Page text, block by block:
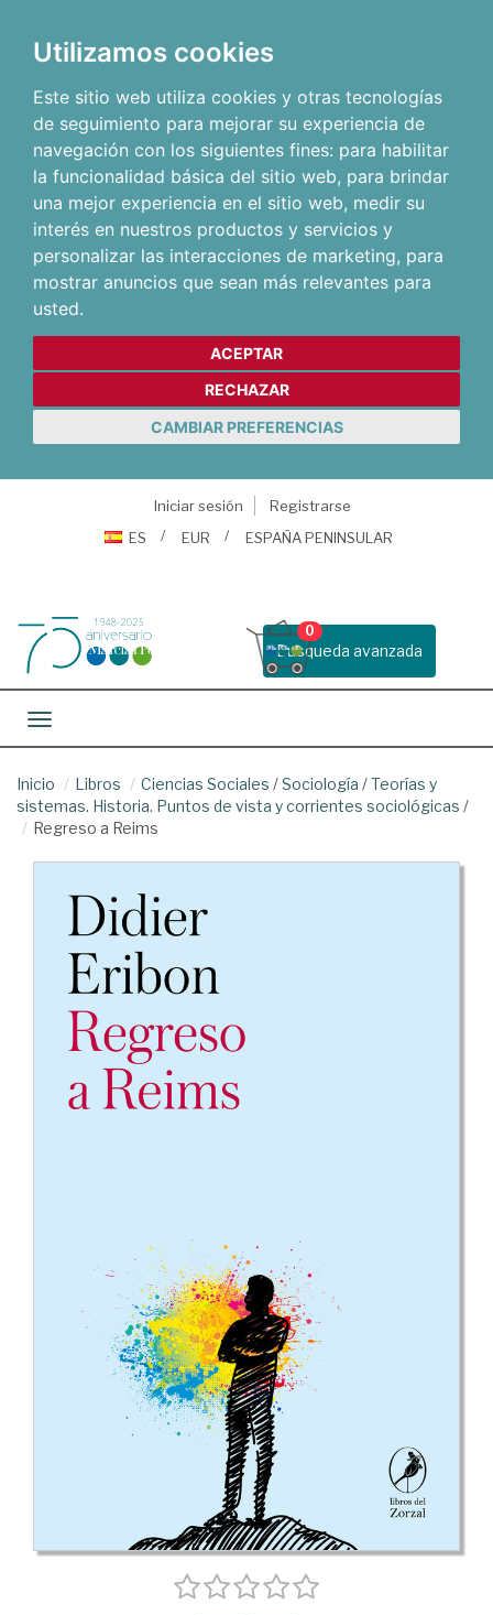
Utilizamos cookies
Este sitio web utiliza cookies y otras tecnologías
de seguimiento para mejorar su experiencia de
navegación con los siguientes fines: para habilitar
la funcionalidad básica del sitio web, para brindar
una mejor experiencia en el sitio web, medir su
interés en nuestros productos y servicios y
personalizar las interacciones de marketing, para
mostrar anuncios que sean más relevantes para
usted.
ACEPTAR
RECHAZAR
CAMBIAR PREFERENCIAS
Iniciar sesión
Registrarse
ES
EUR ESPAÑA PENINSULAR
Busqueda avanzada
0
Toggle navigation
Inicio Libros Ciencias Sociales /Sociología /Teorías y
sistemas. Historia. Puntos de vista y corrientes sociológicas /
Regreso a Reims